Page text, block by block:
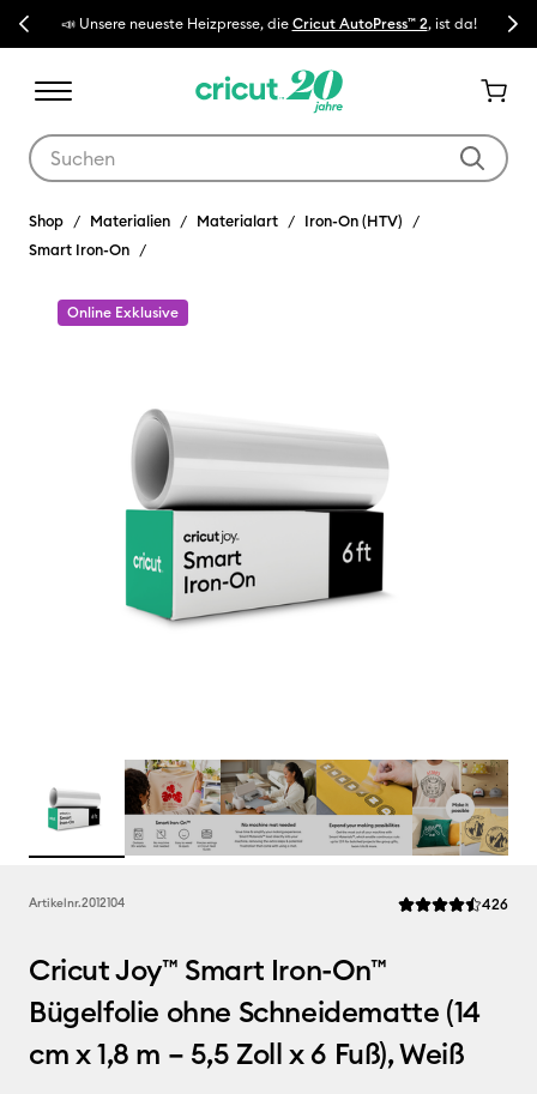
Previous
die Cricut AutoPress™ 2, ist da! 🔥 NEUER NIEDRIGER PREIS:CricutNext
Shop Materialien Materialart
Iron-On (HTV)
Smart Iron-On
Online Exklusive
Artikelnr.2012104 Die 426
Cricut Joy™ Smart Iron-On™
Bügelfolie ohne Schneidematte (14
cm x 1,8 m – 5,5 Zoll x 6 Fuß), Weiß